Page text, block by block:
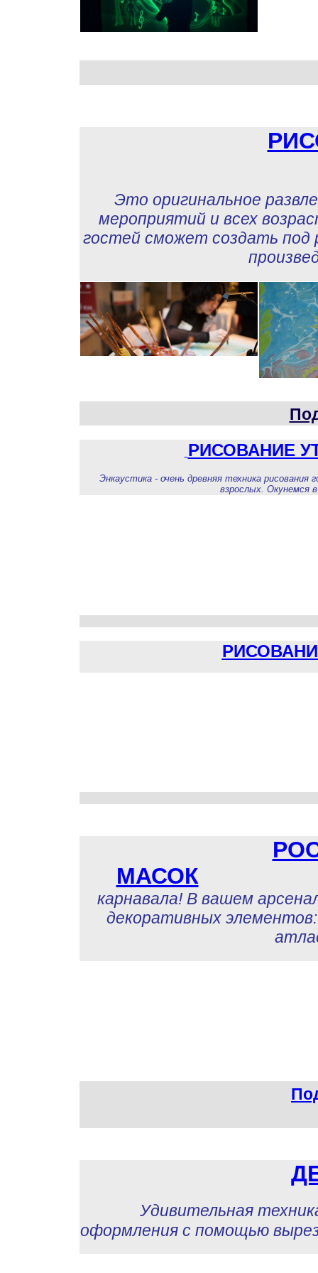
Это оригинальное
мероприятий и всех
гостей сможет создать под
РИСОВАНИЕ
Энкаустика - очень древняя техника
взрослых. Окунемся
МАСОК
карнавала! В вашем
декоративных
Удивительная техника
оформления с помощью